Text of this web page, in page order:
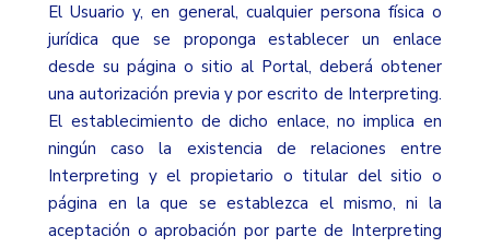
El Usuario y, en general, cualquier persona física o
jurídica que se proponga establecer un enlace
desde su página o sitio al Portal, deberá obtener
una autorización previa y por escrito de Interpreting.
El establecimiento de dicho enlace, no implica en
ningún caso la existencia de relaciones entre
Interpreting y el propietario o titular del sitio o
página en la que se establezca el mismo, ni la
aceptación o aprobación por parte de Interpreting